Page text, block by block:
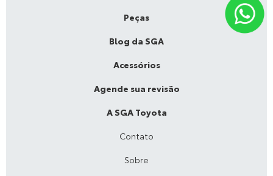
Peças
Blog da SGA
Acessórios
Agende sua revisão
A SGA Toyota
Contato
Sobre